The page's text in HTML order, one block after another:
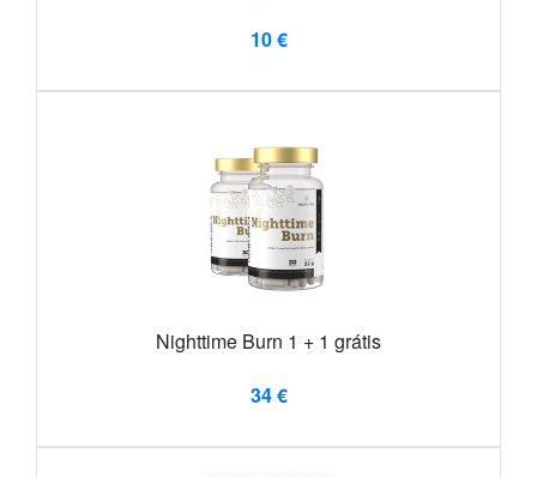
10 €
Nighttime Burn 1 + 1 grátis
34 €